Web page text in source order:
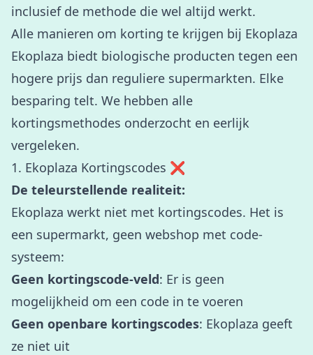
inclusief de methode die wel altijd werkt.
Alle manieren om korting te krijgen bij Ekoplaza
Ekoplaza biedt biologische producten tegen een
hogere prijs dan reguliere supermarkten. Elke
besparing telt. We hebben alle
kortingsmethodes onderzocht en eerlijk
vergeleken.
1. Ekoplaza Kortingscodes ❌
De teleurstellende realiteit:
Ekoplaza werkt niet met kortingscodes. Het is
een supermarkt, geen webshop met code-
systeem:
Geen kortingscode-veld: Er is geen
mogelijkheid om een code in te voeren
Geen openbare kortingscodes: Ekoplaza geeft
ze niet uit